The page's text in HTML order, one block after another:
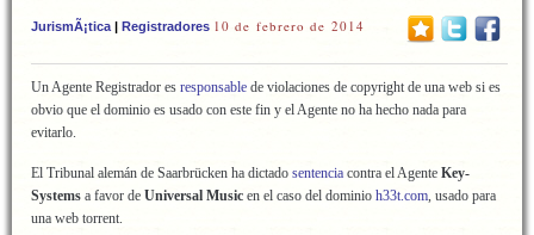
JurismÃ¡tica | Registradores 10 de febrero de 2014
Un Agente Registrador es responsable de violaciones de copyright de una web si es
obvio que el dominio es usado con este fin y el Agente no ha hecho nada para
evitarlo.
El Tribunal alemán de Saarbrücken ha dictado sentencia contra el Agente Key-
Systems a favor de Universal Music en el caso del dominio h33t.com, usado para
una web torrent.